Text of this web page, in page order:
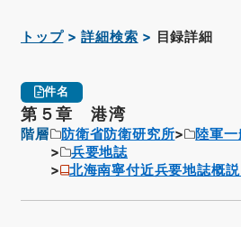
トップ 詳細検索 目録詳細
件名
第５章 港湾
階層 防衛省防衛研究所 陸軍
兵要地誌
北海南寧付近兵要地誌概